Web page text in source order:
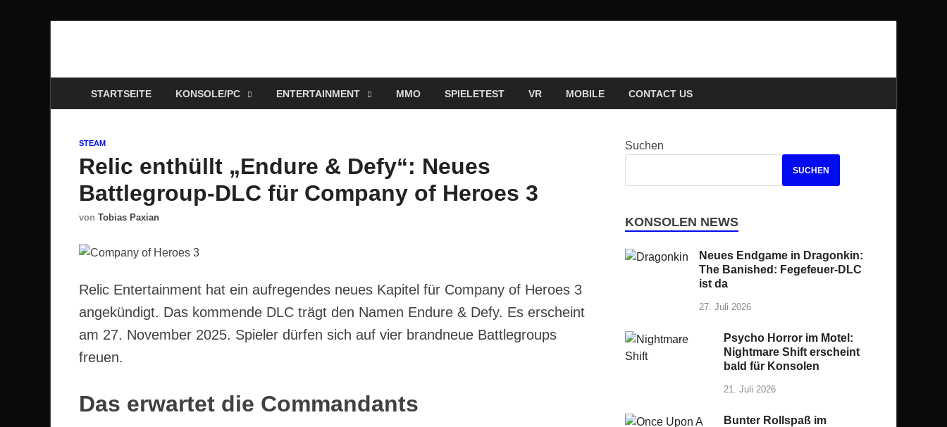
Technoloki: Gaming und Entertainment News
STARTSEITE KONSOLE/PC ENTERTAINMENT MMO SPIELETEST VR MOBILE CONTACT US
STEAM
Relic enthüllt „Endure & Defy“: Neues
Battlegroup-DLC für Company of Heroes 3
von Tobias Paxian
Relic Entertainment hat ein aufregendes neues Kapitel für Company of Heroes 3
angekündigt. Das kommende DLC trägt den Namen Endure & Defy. Es erscheint
am 27. November 2025. Spieler dürfen sich auf vier brandneue Battlegroups
freuen.
Das erwartet die Commandants
Suchen
SUCHEN
KONSOLEN NEWS
Neues Endgame in Dragonkin:
The Banished: Fegefeuer-DLC
ist da
27. Juli 2026
Psycho Horror im Motel:
Nightmare Shift erscheint
bald für Konsolen
21. Juli 2026
Bunter Rollspaß im